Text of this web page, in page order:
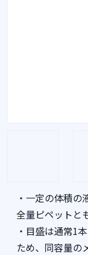
・一定の体積の
全量ピペットと
・目盛は通常1
ため、同容量の